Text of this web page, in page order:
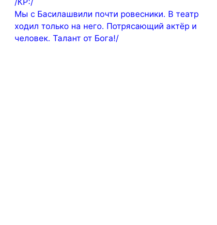
/КР:/
Мы с Басилашвили почти ровесники. В театр
ходил только на него. Потрясающий актёр и
человек. Талант от Бога!/